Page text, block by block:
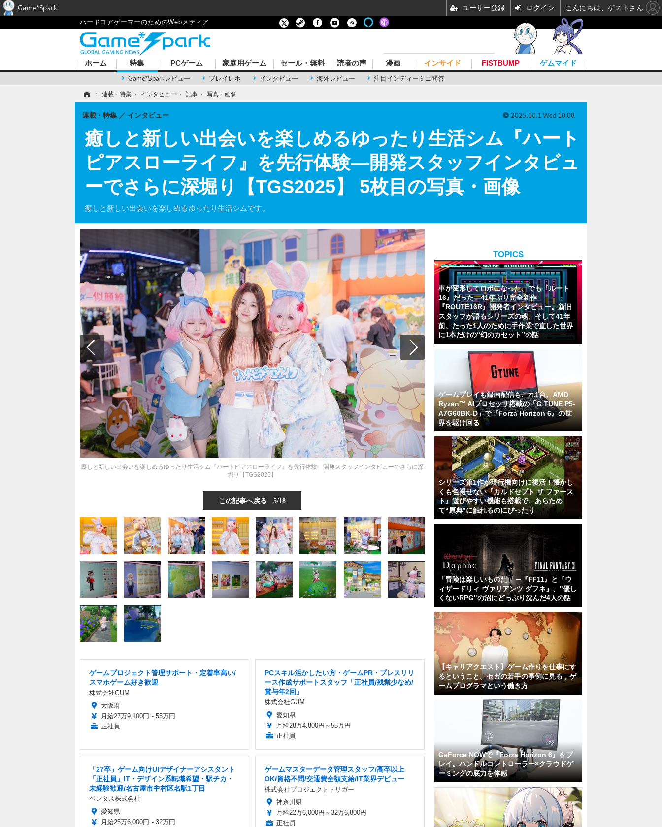
ハードコアゲーマーのためのWebメディア
ホーム 特集
Game*Sparkレビュー プレイレポ インタビュー 海外レビュー 注目インディーミニ問答
PCゲーム 家庭用ゲーム セール・無料 読者の声 漫画 インサイド FISTBUMP ゲムマイド
› 連載・特集 › インタビュー › 記事 › 写真・画像
癒しと新しい出会いを楽しめるゆったり生活シム『ハート
ピアスローライフ』を先行体験―開発スタッフインタビュ
ーでさらに深堀り【TGS2025】 5枚目の写真・画像
癒しと新しい出会いを楽しめるゆったり生活シムです。
連載・特集 インタビュー 2025.10.1 Wed 10:08
癒しと新しい出会いを楽しめるゆったり生活シム『ハートピアスローライフ』を先行体験―開発スタッフインタビューでさらに深
堀り【TGS2025】
この記事へ戻る 5/18
ゲームプロジェクト管理サポート・定着率高い/
スマホゲーム好き歓迎
株式会社GUM
大阪府
月給27万9,100円～55万円
正社員
PCスキル活かしたい方・ゲームPR・プレスリリ
ース作成サポートスタッフ「正社員/残業少なめ/
賞与年2回」
株式会社GUM
愛知県
月給28万4,800円～55万円
正社員
「27卒」ゲーム向けUIデザイナーアシスタント
「正社員」IT・デザイン系転職希望・駅チカ・
未経験歓迎/名古屋市中村区名駅1丁目
ベンタス株式会社
愛知県
月給25万6,000円～32万円
ゲームマスターデータ管理スタッフ/高卒以上
OK/資格不問/交通費全額支給/IT業界デビュー
株式会社プロジェクトトリガー
神奈川県
月給22万6,000円～32万6,800円
正社員
TOPICS
車が変形してロボになった、でも『ルート
16』だった―41年ぶり完全新作
『ROUTE16R』開発者インタビュー。新旧
スタッフが語るシリーズの魂。そして41年
前、たった1人のために手作業で直した世界
に1本だけの“幻のカセット”の話
ゲームプレイも録画配信もこれ1台。AMD
Ryzen™ AIプロセッサ搭載の「G TUNE P5-
A7G60BK-D」で『Forza Horizon 6』の世
界を駆け回る
シリーズ第1作が現行機向けに復活！懐かし
くも色褪せない『カルドセプト ザ ファース
ト』遊びやすい機能も搭載で、あらため
て“原典”に触れるのにぴったり
「冒険は楽しいものだ」 ─『FF11』と『ウ
ィザードリィ ヴァリアンツ ダフネ』、"優し
くないRPG"の沼にどっぷり沈んだ4人の話
【キャリアクエスト】ゲーム作りを仕事にす
るということ。セガの若手の事例に見る，ゲ
ームプログラマという働き方
GeForce NOWで『Forza Horizon 6』をプ
レイ。ハンドルコントローラー×クラウドゲ
ーミングの底力を体感
Game*Spark ユーザー登録 ログイン こんにちは、ゲストさん